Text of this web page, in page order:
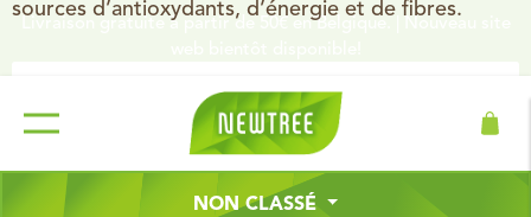
Livraison gratuite à partir de 50€ en Belgique. | Nouveau site
NON CLASSÉ
sources d’antioxydants, d’énergie et de fibres.
INFORMATIONS NUTRITIONNELLES
INGRÉDIENTS